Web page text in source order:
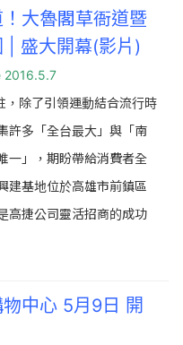
大魯閣草衙道暨
| 盛大開幕(影片)
2016.5.7
，除了引領運動結合流行時
許多「全台最大」與「南
一」，期盼帶給消費者全
建基地位於高雄市前鎮區
高捷公司靈活招商的成功
中心 5月9日 開